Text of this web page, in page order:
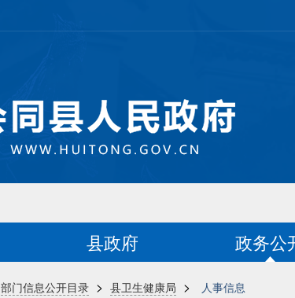
县政府 政务公
部门信息公开目录 > 县卫生健康局 > 人事信息